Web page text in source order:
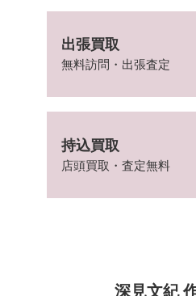
出張買取
無料訪問・出張査定
持込買取
店頭買取・査定無料
深見文紀